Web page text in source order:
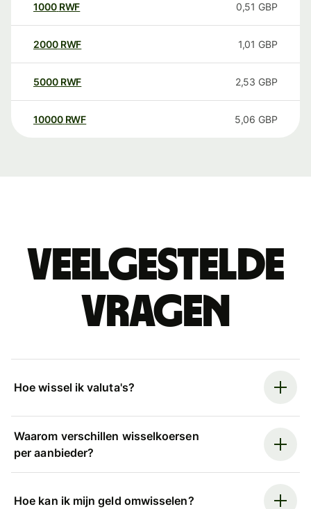
1000 RWF 0,51 GBP
2000 RWF 1,01 GBP
5000 RWF 2,53 GBP
10000 RWF 5,06 GBP
Veelgestelde
vragen
Hoe wissel ik valuta's?
Waarom verschillen wisselkoersen
per aanbieder?
Hoe kan ik mijn geld omwisselen?